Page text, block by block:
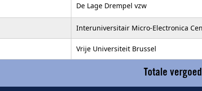
De Lage Drempel vzw
Interuniversitair Micro-Electronica
Vrije Universiteit Brussel
Totale